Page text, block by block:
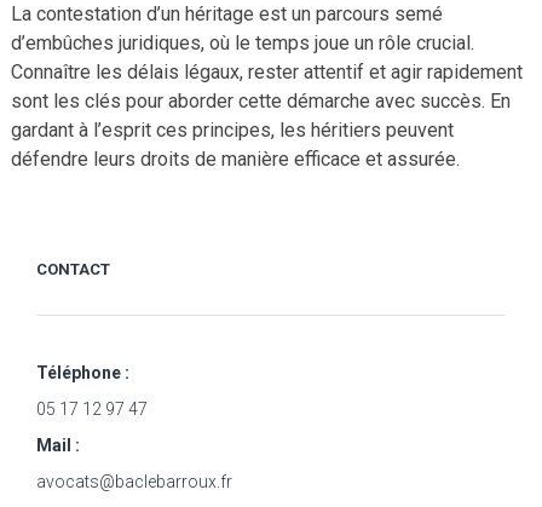
La contestation d’un héritage est un parcours semé
d’embûches juridiques, où le temps joue un rôle crucial.
Connaître les délais légaux, rester attentif et agir rapidement
sont les clés pour aborder cette démarche avec succès. En
gardant à l’esprit ces principes, les héritiers peuvent
défendre leurs droits de manière efficace et assurée.
CONTACT
Téléphone :
05 17 12 97 47
Mail :
avocats@baclebarroux.fr